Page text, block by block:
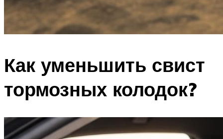
Как уменьшить свист
тормозных колодок?